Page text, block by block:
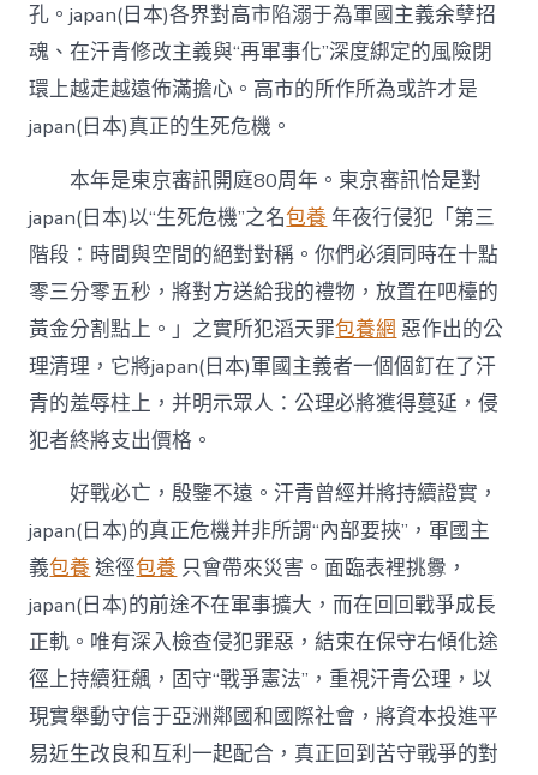
孔。japan(日本)各界對高市陷溺于為軍國主義余孽招
魂、在汗青修改主義與“再軍事化”深度綁定的風險閉
環上越走越遠佈滿擔心。高市的所作所為或許才是
japan(日本)真正的生死危機。
本年是東京審訊開庭80周年。東京審訊恰是對
japan(日本)以“生死危機”之名包養 年夜行侵犯「第三
階段：時間與空間的絕對對稱。你們必須同時在十點
零三分零五秒，將對方送給我的禮物，放置在吧檯的
黃金分割點上。」之實所犯滔天罪包養網 惡作出的公
理清理，它將japan(日本)軍國主義者一個個釘在了汗
青的羞辱柱上，并明示眾人：公理必將獲得蔓延，侵
犯者終將支出價格。
好戰必亡，殷鑒不遠。汗青曾經并將持續證實，
japan(日本)的真正危機并非所謂“內部要挾”，軍國主
義包養 途徑包養 只會帶來災害。面臨表裡挑釁，
japan(日本)的前途不在軍事擴大，而在回回戰爭成長
正軌。唯有深入檢查侵犯罪惡，結束在保守右傾化途
徑上持續狂飆，固守“戰爭憲法”，重視汗青公理，以
現實舉動守信于亞洲鄰國和國際社會，將資本投進平
易近生改良和互利一起配合，真正回到苦守戰爭的對